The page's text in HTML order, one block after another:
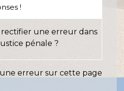
!
une erreur dans
pénale ?
erreur sur cette page